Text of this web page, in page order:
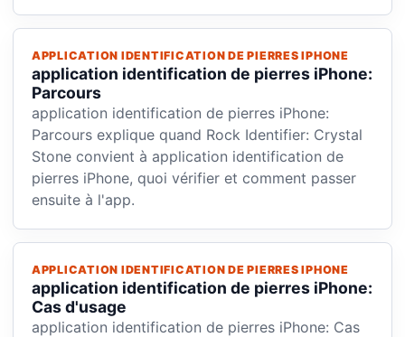
APPLICATION IDENTIFICATION DE PIERRES IPHONE
application identification de pierres iPhone:
Parcours
application identification de pierres iPhone:
Parcours explique quand Rock Identifier: Crystal
Stone convient à application identification de
pierres iPhone, quoi vérifier et comment passer
ensuite à l'app.
APPLICATION IDENTIFICATION DE PIERRES IPHONE
application identification de pierres iPhone:
Cas d'usage
application identification de pierres iPhone: Cas